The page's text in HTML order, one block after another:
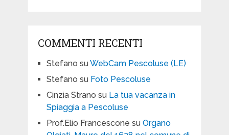
COMMENTI RECENTI
Stefano suWebCam Pescoluse (LE)
Stefano su Foto Pescoluse
Cinzia Strano su La tua vacanza in
Spiaggia a Pescoluse
Prof.Elio Francescone su Organo